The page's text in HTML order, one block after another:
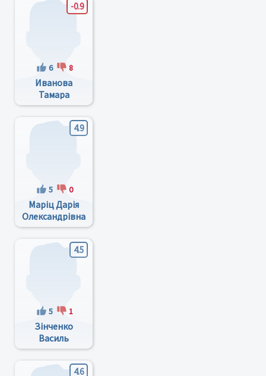
-0.9
6 8
Иванова
Тамара
Викторовна
4.9
5 0
Маріц Дарія
Олександрівна
4.5
5 1
Зінченко
Василь
Миколайович
4.6